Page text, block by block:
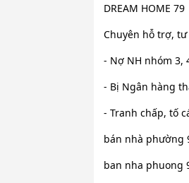
DREAM HOME 79
Chuyên hỗ trợ,
- Nợ NH nhóm 3,
- Bị Ngân hàng
- Tranh chấp, tố
bán nhà phường
ban nha phuong